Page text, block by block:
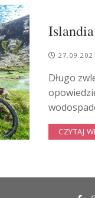
27.09.2021
Długo
CZYTAJ